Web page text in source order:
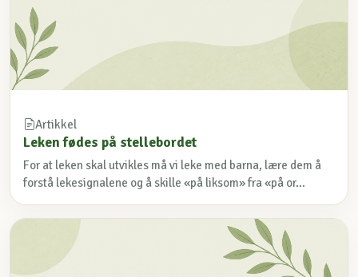
Artikkel
Leken fødes på stellebordet
For at leken skal utvikles må vi leke med barna, lære dem å
forstå lekesignalene og å skille «på liksom» fra «på or...